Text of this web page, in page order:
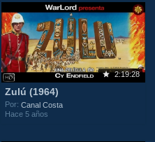
2:19:28
Zulú (1964)
Por:Canal Costa
Hace 5 años